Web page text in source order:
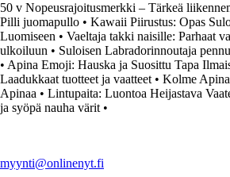
50 v Nopeusrajoitusmerkki – Tärkeä
Pilli juomapullo • Kawaii Piirustus: Opas
Luomiseen • Vaeltaja takki naisille: Parhaat
ulkoiluun • Suloisen Labradorinnoutaja
• Apina Emoji: Hauska ja Suosittu Tapa
Laadukkaat tuotteet ja vaatteet • Kolme
Apinaa • Lintupaita: Luontoa Heijastava
ja syöpä nauha värit •
myynti@onlinenyt.fi